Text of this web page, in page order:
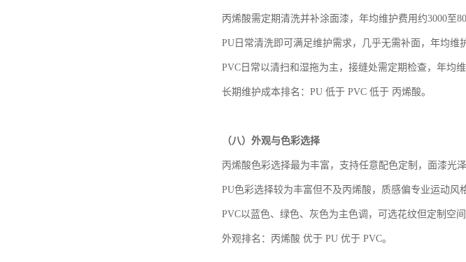
丙烯酸需定期清洗并补涂面漆，年均维护费用约3000至
PU日常清洗即可满足维护需求，几乎无需补面，年均维
PVC日常以清扫和湿拖为主，接缝处需定期检查，年均
长期维护成本排名： PU 低于 PVC 低于 丙烯酸。
（八） 外观与色彩选择
丙烯酸色彩选择最为丰富，支持任意配色定制，面漆光
PU色彩选择较为丰富但不及丙烯酸，质感偏专业运动风
PVC以蓝色、绿色、灰色为主色调，可选花纹但定制空
外观排名：丙烯酸 优于 PU 优于 PVC。